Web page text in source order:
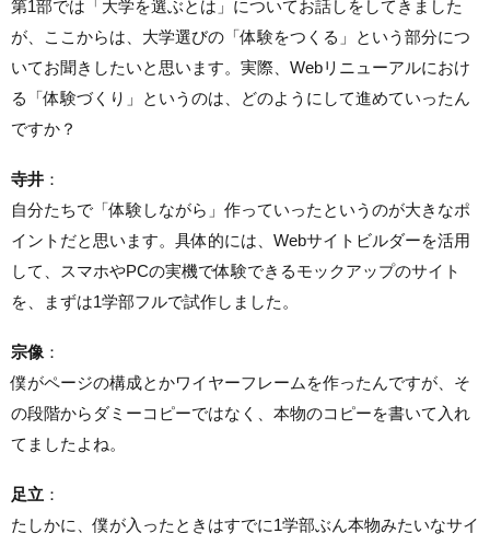
第1部では「大学を選ぶとは」についてお話しをしてきました
が、ここからは、大学選びの「体験をつくる」という部分につ
いてお聞きしたいと思います。実際、Webリニューアルにおけ
る「体験づくり」というのは、どのようにして進めていったん
ですか？
寺井 ：
自分たちで「体験しながら」作っていったというのが大きなポ
イントだと思います。具体的には、Webサイトビルダーを活用
して、スマホやPCの実機で体験できるモックアップのサイト
を、まずは1学部フルで試作しました。
宗像 ：
僕がページの構成とかワイヤーフレームを作ったんですが、そ
の段階からダミーコピーではなく、本物のコピーを書いて入れ
てましたよね。
足立 ：
たしかに、僕が入ったときはすでに1学部ぶん本物みたいなサイ